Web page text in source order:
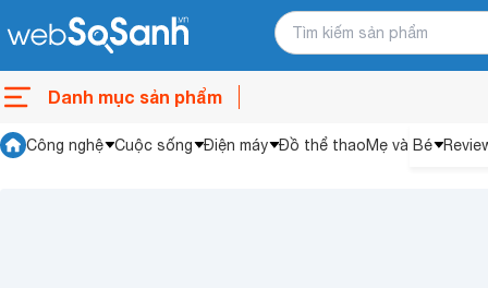
Danh mục sản phẩm
Công nghệ Cuộc sống Điện máy Đồ thể thaoMẹ và Bé